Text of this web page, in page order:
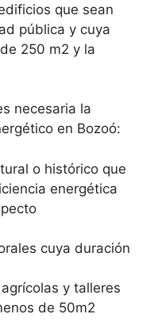
que sean
pública y cuya
250 m2 y la
necesaria la
en Bozoó:
o histórico que
energética
cuya duración
y talleres
de 50m2